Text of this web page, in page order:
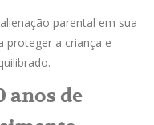
parental em sua
proteger a criança e
anos de